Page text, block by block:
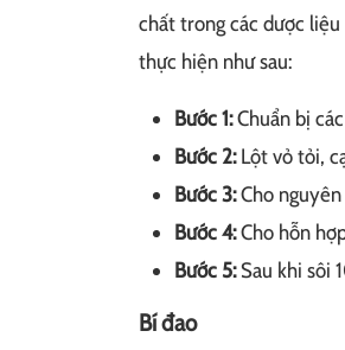
chất trong các dược
thực hiện như sau:
Bước 1:Chuẩn bị
Bước 2:Lột vỏ tỏi,
Bước 3:Cho
Bước 4:Cho hỗn
Bước 5:Sau khi sôi
Bí đao